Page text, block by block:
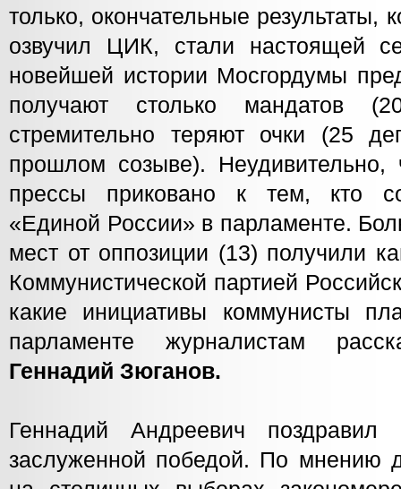
только, окончательные результаты,
озвучил ЦИК, стали настоящей
новейшей истории Мосгордумы
получают столько мандатов
стремительно теряют очки (25
прошлом созыве). Неудивительно,
прессы приковано к тем, кто
«Единой России» в парламенте.
мест от оппозиции (13) получили
Коммунистической партией
какие инициативы коммунисты
парламенте журналистам
Геннадий Зюганов.
Геннадий Андреевич
заслуженной победой. По мнению